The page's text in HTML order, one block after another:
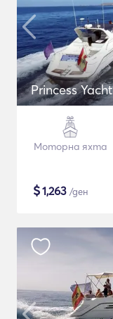
Princess
Моторна яхта
$1,263 /ден